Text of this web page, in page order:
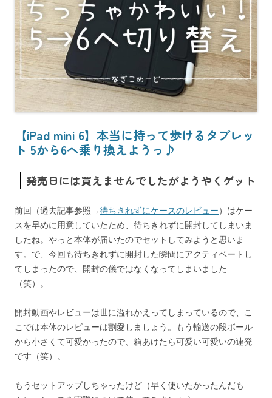
【iPad mini 6】本当に持って歩けるタブレッ
ト 5から6へ乗り換えようっ♪
発売日には買えませんでしたがようやくゲット
前回（過去記事参照→待ちきれずにケースのレビュー）はケー
スを早めに用意していたため、待ちきれずに開封してしまいま
したね。やっと本体が届いたのでセットしてみようと思いま
す。で、今回も待ちきれずに開封した瞬間にアクティベートし
てしまったので、開封の儀ではなくなってしまいました
（笑）。
開封動画やレビューは世に溢れかえってしまっているので、こ
こでは本体のレビューは割愛しましょう。もう輸送の段ボール
から小さくて可愛かったので、箱あけたら可愛い可愛いの連発
です（笑）。
もうセットアップしちゃったけど（早く使いたかったんだも